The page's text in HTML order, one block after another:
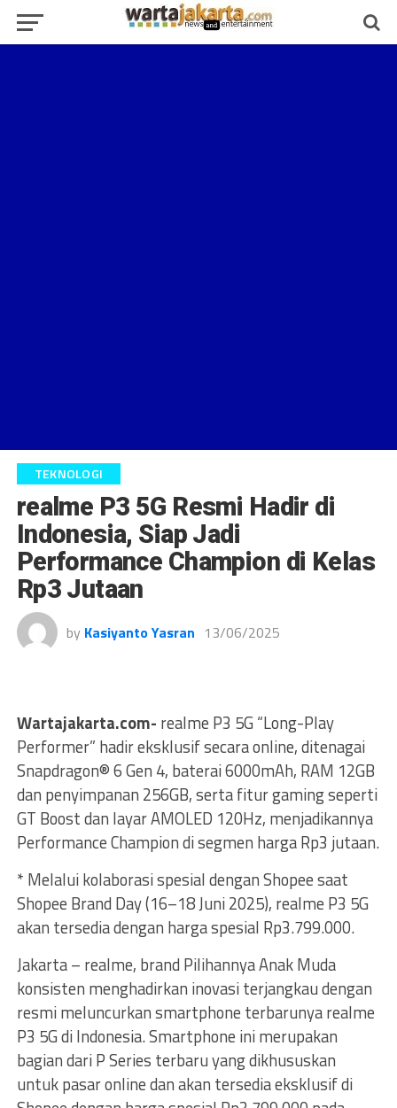
TEKNOLOGI
realme P3 5G Resmi Hadir di
Indonesia, Siap Jadi
Performance Champion di Kelas
Rp3 Jutaan
by Kasiyanto Yasran 13/06/2025
Wartajakarta.com- realme P3 5G “Long-Play
Performer” hadir eksklusif secara online, ditenagai
Snapdragon® 6 Gen 4, baterai 6000mAh, RAM 12GB
dan penyimpanan 256GB, serta fitur gaming seperti
GT Boost dan layar AMOLED 120Hz, menjadikannya
Performance Champion di segmen harga Rp3 jutaan.
* Melalui kolaborasi spesial dengan Shopee saat
Shopee Brand Day (16–18 Juni 2025), realme P3 5G
akan tersedia dengan harga spesial Rp3.799.000.
Jakarta – realme, brand Pilihannya Anak Muda
konsisten menghadirkan inovasi terjangkau dengan
resmi meluncurkan smartphone terbarunya realme
P3 5G di Indonesia. Smartphone ini merupakan
bagian dari P Series terbaru yang dikhususkan
untuk pasar online dan akan tersedia eksklusif di